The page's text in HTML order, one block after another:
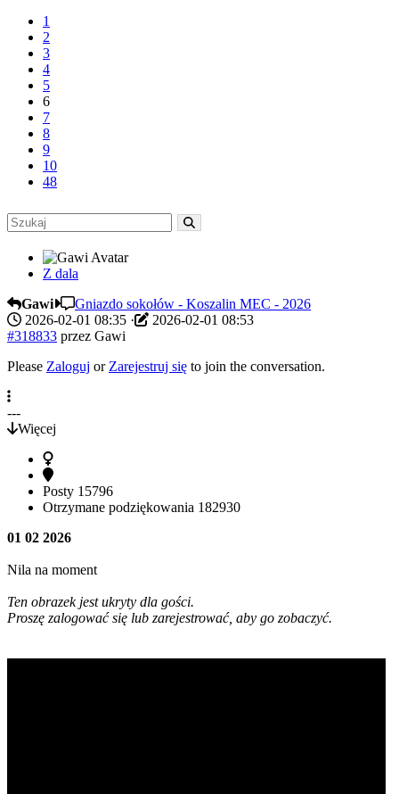
1
2
3
4
5
6
7
8
9
10
48
Z dala
Gawi
Gniazdo sokołów - Koszalin MEC - 2026
2026-02-01 08:35 ·
2026-02-01 08:53
#318833 przez Gawi
Please Zaloguj or Zarejestruj się to join the conversation.
---
Więcej
Posty 15796
Otrzymane podziękowania 182930
01 02 2026
Nila na moment
Ten obrazek jest ukryty dla gości.
Proszę zalogować się lub zarejestrować, aby go zobaczyć.